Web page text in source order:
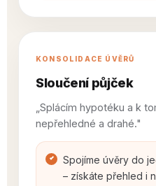
KONSOLIDACE ÚVĚRŮ
Sloučení půjček
„Splácím hypotéku a k
nepřehledné a drahé."
Spojíme úvěry do
– získáte přehled i